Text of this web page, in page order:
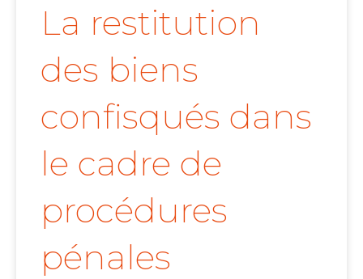
La restitution
des biens
confisqués dans
le cadre de
procédures
pénales